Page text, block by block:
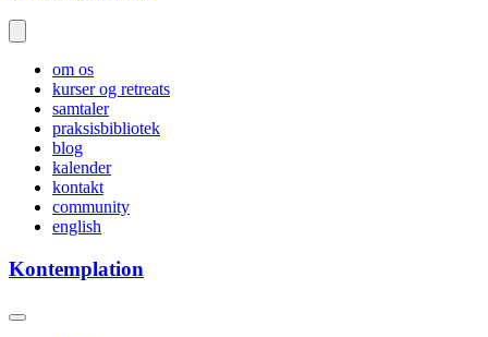
om os
kurser og retreats
samtaler
praksisbibliotek
blog
kalender
kontakt
community
english
Kontemplation